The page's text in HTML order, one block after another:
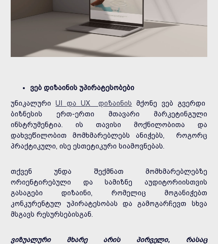
ვებ დიზაინის უპირატესობები
უნიკალურიUI და UX დიზაინის მქონე ვებ გვერდი
ბიზნესის ერთ-ერთი მთავარი მარკეტინგული
ინსტრუმენტია. ის თავისი მოქნილობითა და
დახვეწილობით მომხმარებლებს ანიჭებს, როგორც
პრაქტიკული, ისე ესთეტიკური სიამოვნებას.
თქვენ უნდა შექმნათ მომხმარებლებზე
ორიენტირებული და სამიზნე აუდიტორიისთვის
გასაგები დიზაინი, რომელიც მოგანიჭებთ
კონკურენტულ უპირატესობას და გამოგარჩევთ სხვა
მსგავს რესურსებისგან.
ვიზუალური მხარე არის პირველი, რასაც